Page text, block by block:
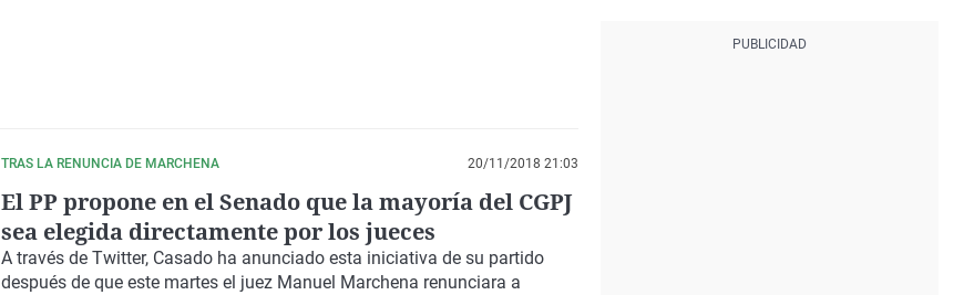
TRAS LA RENUNCIA DE MARCHENA 20/11/2018 21:03
El PP propone en el Senado que la mayoría del CGPJ
sea elegida directamente por los jueces
A través de Twitter, Casado ha anunciado esta iniciativa de su partido
después de que este martes el juez Manuel Marchena renunciara a